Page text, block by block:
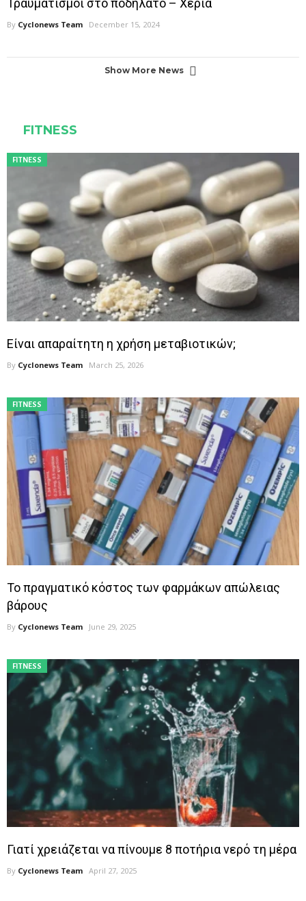
Τραυματισμοί στο ποδήλατο – Χέρια
By Cyclonews Team December 15, 2024
Show More News
FITNESS
FITNESS
Είναι απαραίτητη η χρήση μεταβιοτικών;
By Cyclonews Team March 25, 2026
FITNESS
Το πραγματικό κόστος των φαρμάκων απώλειας
βάρους
By Cyclonews Team June 29, 2025
FITNESS
Γιατί χρειάζεται να πίνουμε 8 ποτήρια νερό τη μέρα
By Cyclonews Team April 27, 2025